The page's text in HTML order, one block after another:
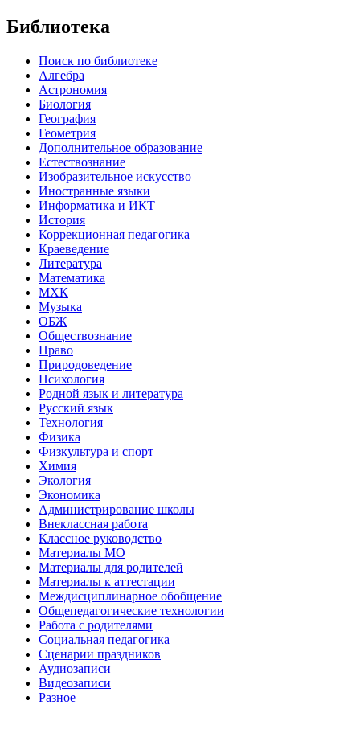
Библиотека
Поиск по библиотеке
Алгебра
Астрономия
Биология
География
Геометрия
Дополнительное образование
Естествознание
Изобразительное искусство
Иностранные языки
Информатика и ИКТ
История
Коррекционная педагогика
Краеведение
Литература
Математика
МХК
Музыка
ОБЖ
Обществознание
Право
Природоведение
Психология
Родной язык и литература
Русский язык
Технология
Физика
Физкультура и спорт
Химия
Экология
Экономика
Администрирование школы
Внеклассная работа
Классное руководство
Материалы МО
Материалы для родителей
Материалы к аттестации
Междисциплинарное обобщение
Общепедагогические технологии
Работа с родителями
Социальная педагогика
Сценарии праздников
Аудиозаписи
Видеозаписи
Разное